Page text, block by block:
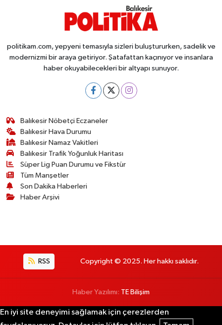
politikam.com, yepyeni temasıyla sizleri buluştururken, sadelik ve
modernizmi bir araya getiriyor. Şatafattan kaçınıyor ve insanlara
haber okuyabilecekleri bir altyapı sunuyor.
Balıkesir Nöbetçi Eczaneler
Balıkesir Hava Durumu
Balıkesir Namaz Vakitleri
Balıkesir Trafik Yoğunluk Haritası
Süper Lig Puan Durumu ve Fikstür
Tüm Manşetler
Son Dakika Haberleri
Haber Arşivi
RSS Copyright © 2025. Her hakkı saklıdır.
Haber Yazılımı: TE Bilişim
En iyi site deneyimi sağlamak için çerezlerden